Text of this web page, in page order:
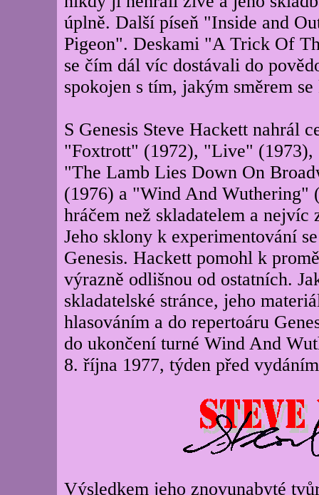
úplně. Další píseň "Inside and
Pigeon". Deskami "A Trick Of
se čím dál víc dostávali do
spokojen s tím, jakým směrem
S Genesis Steve Hackett nahrál
"Foxtrott" (1972), "Live" (1973),
"The Lamb Lies Down On
(1976) a "Wind And Wuthering"
hráčem než skladatelem a
Jeho sklony k experimentování
Genesis. Hackett pomohl k
výrazně odlišnou od ostatních.
skladatelské stránce, jeho
hlasováním a do repertoáru
do ukončení turné Wind And
8. října 1977, týden před
Výsledkem jeho znovunabyté